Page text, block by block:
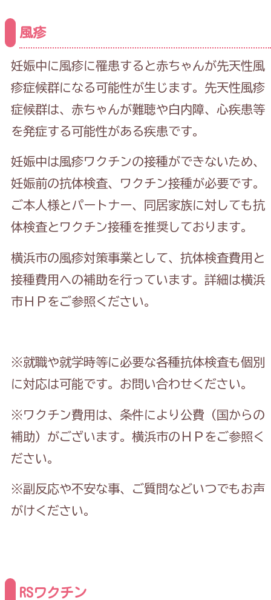
風疹
妊娠中に風疹に罹患すると赤ちゃんが先天性風
疹症候群になる可能性が生じます。先天性風疹
症候群は、赤ちゃんが難聴や白内障、心疾患等
を発症する可能性がある疾患です。
妊娠中は風疹ワクチンの接種ができないため、
妊娠前の抗体検査、ワクチン接種が必要です。
ご本人様とパートナー、同居家族に対しても抗
体検査とワクチン接種を推奨しております。
横浜市の風疹対策事業として、抗体検査費用と
接種費用への補助を行っています。詳細は横浜
市ＨＰをご参照ください。
※就職や就学時等に必要な各種抗体検査も個別
に対応は可能です。お問い合わせください。
※ワクチン費用は、条件により公費（国からの
補助）がございます。横浜市のＨＰをご参照く
ださい。
※副反応や不安な事、ご質問などいつでもお声
がけください。
RSワクチン